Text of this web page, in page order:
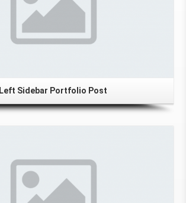
Left Sidebar Portfolio Post